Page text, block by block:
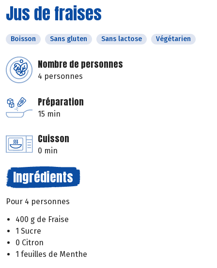
Jus de fraises
Boisson Sans gluten Sans lactose Végétarien
Nombre de personnes
4 personnes
Préparation
15 min
Cuisson
0 min
Ingrédients
Pour 4 personnes
400 g de Fraise
1 Sucre
0 Citron
1 feuilles de Menthe